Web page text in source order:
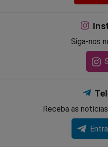
Siga-nos
Receba as